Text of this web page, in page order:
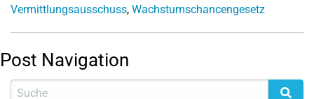
Vermittlungsausschuss, Wachstumschancengesetz
Post Navigation